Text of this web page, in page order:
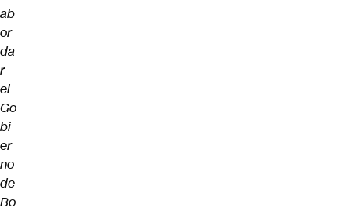
ab
or
da
r
el
Go
bi
er
no
de
Bo